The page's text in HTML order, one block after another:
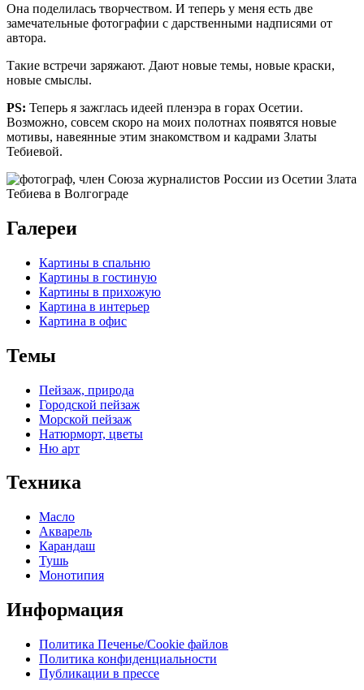
Она поделилась творчеством. И теперь у меня есть две
замечательные фотографии с дарственными надписями от
автора.
Такие встречи заряжают. Дают новые темы, новые краски,
новые смыслы.
PS: Теперь я зажглась идеей пленэра в горах Осетии.
Возможно, совсем скоро на моих полотнах появятся новые
мотивы, навеянные этим знакомством и кадрами Златы
Тебиевой.
Галереи
Картины в спальню
Картины в гостиную
Картины в прихожую
Картина в интерьер
Картина в офис
Темы
Пейзаж, природа
Городской пейзаж
Морской пейзаж
Натюрморт, цветы
Ню арт
Техника
Масло
Акварель
Карандаш
Тушь
Монотипия
Информация
Политика Печенье/Cookie файлов
Политика конфиденциальности
Публикации в прессе